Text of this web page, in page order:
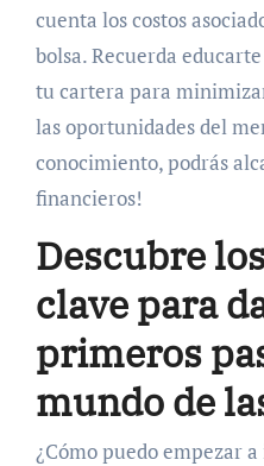
cuenta los costos
bolsa. Recuerda
tu cartera para
las oportunidades del
conocimiento, podrás
financieros!
Descubre
clave para
primeros
mundo de
¿Cómo puedo empezar